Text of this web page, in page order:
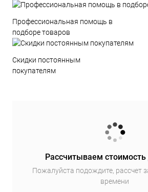
Профессиональная помощь в
подборе товаров
Скидки постоянным
покупателям
Рассчитываем стоимость
Пожалуйста подождите, рассчет
времени